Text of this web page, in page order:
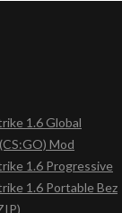
1.6 Global
Mod
1.6 Progressive
1.6 Portable Bez